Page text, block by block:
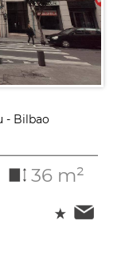
- Bilbao
36 m²